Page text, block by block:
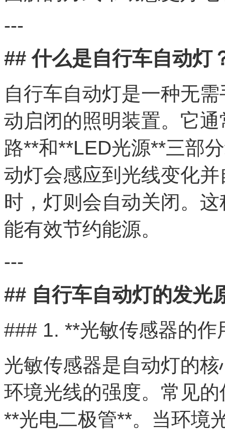
---
## 什么是自行车自动灯
自行车自动灯是一种无
动启闭的照明装置。它
路**和**LED光源**三部
动灯会感应到光线变化
时，灯则会自动关闭。
能有效节约能源。
---
## 自行车自动灯的发光
### 1. **光敏传感器的作
光敏传感器是自动灯的
环境光线的强度。常见
**光电二极管**。当环境